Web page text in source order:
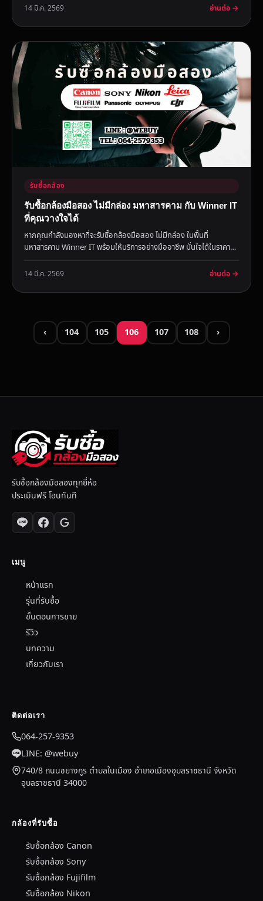
14 มี.ค. 2569 อ่านต่อ →
รับซื้อกล้อง
รับซื้อกล้องมือสอง ไม่มีกล่อง มหาสารคาม กับ Winner IT
ที่คุณวางใจได้
หากคุณกำลังมองหาที่จะรับซื้อกล้องมือสอง ไม่มีกล่อง ในพื้นที่
มหาสารคาม Winner IT พร้อมให้บริการอย่างมืออาชีพ มั่นใจได้ในราคา
ยุ...
14 มี.ค. 2569 อ่านต่อ →
‹ 104 105 106 107 108 ›
รับซื้อกล้องมือสองทุกยี่ห้อ
ประเมินฟรี โอนทันที
เมนู
หน้าแรก
รุ่นที่รับซื้อ
ขั้นตอนการขาย
รีวิว
บทความ
เกี่ยวกับเรา
ติดต่อเรา
064-257-9353
LINE: @webuy
740/8 ถนนชยางกูร ตำบลในเมือง อำเภอเมืองอุบลราชธานี จังหวัด
อุบลราชธานี 34000
กล้องที่รับซื้อ
รับซื้อกล้อง Canon
รับซื้อกล้อง Sony
รับซื้อกล้อง Fujifilm
รับซื้อกล้อง Nikon